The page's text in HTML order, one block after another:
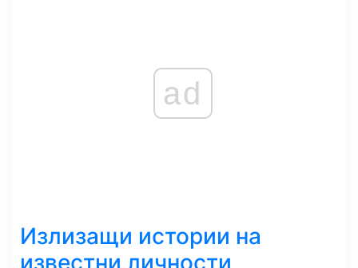
ad
Излизащи истории на
известни личности